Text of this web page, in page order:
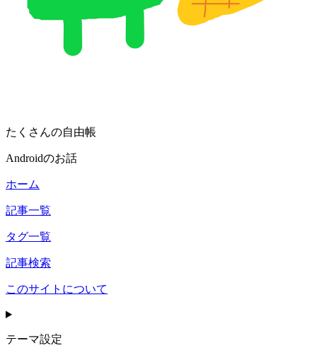
たくさんの自由帳
Androidのお話
ホーム
記事一覧
タグ一覧
記事検索
このサイトについて
テーマ設定